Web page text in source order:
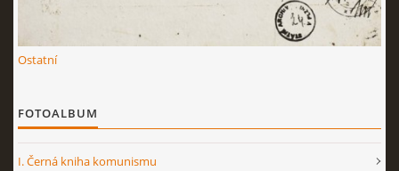
Ostatní
FOTOALBUM
I. Černá kniha komunismu